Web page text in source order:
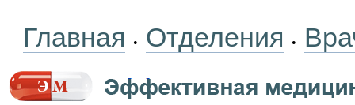
Главная • Отделения •